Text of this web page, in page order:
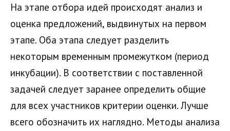
На этапе отбора идей происходят анализ и
оценка предложений, выдвинутых на первом
этапе. Оба этапа следует разделить
некоторым временным промежутком (период
инкубации). В соответствии с поставленной
задачей следует заранее определить общие
для всех участников критерии оценки. Лучше
всего обозначить их наглядно. Методы анализа